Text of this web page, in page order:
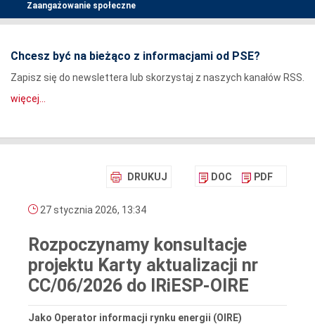
Zaangażowanie społeczne
Chcesz być na bieżąco z informacjami od PSE?
Zapisz się do newslettera lub skorzystaj z naszych kanałów RSS.
więcej...
DRUKUJ DOC PDF
27 stycznia 2026, 13:34
Rozpoczynamy konsultacje
projektu Karty aktualizacji nr
CC/06/2026 do IRiESP-OIRE
Jako Operator informacji rynku energii (OIRE)